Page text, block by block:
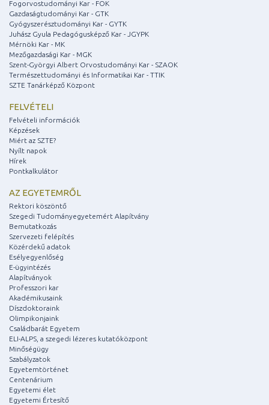
Fogorvostudományi Kar - FOK
Gazdaságtudományi Kar - GTK
Gyógyszerésztudományi Kar - GYTK
Juhász Gyula Pedagógusképző Kar - JGYPK
Mérnöki Kar - MK
Mezőgazdasági Kar - MGK
Szent-Györgyi Albert Orvostudományi Kar - SZAOK
Természettudományi és Informatikai Kar - TTIK
SZTE Tanárképző Központ
FELVÉTELI
Felvételi információk
Képzések
Miért az SZTE?
Nyílt napok
Hírek
Pontkalkulátor
AZ EGYETEMRŐL
Rektori köszöntő
Szegedi Tudományegyetemért Alapítvány
Bemutatkozás
Szervezeti felépítés
Közérdekű adatok
Esélyegyenlőség
E-ügyintézés
Alapítványok
Professzori kar
Akadémikusaink
Díszdoktoraink
Olimpikonjaink
Családbarát Egyetem
ELI-ALPS, a szegedi lézeres kutatóközpont
Minőségügy
Szabályzatok
Egyetemtörténet
Centenárium
Egyetemi élet
Egyetemi Értesítő